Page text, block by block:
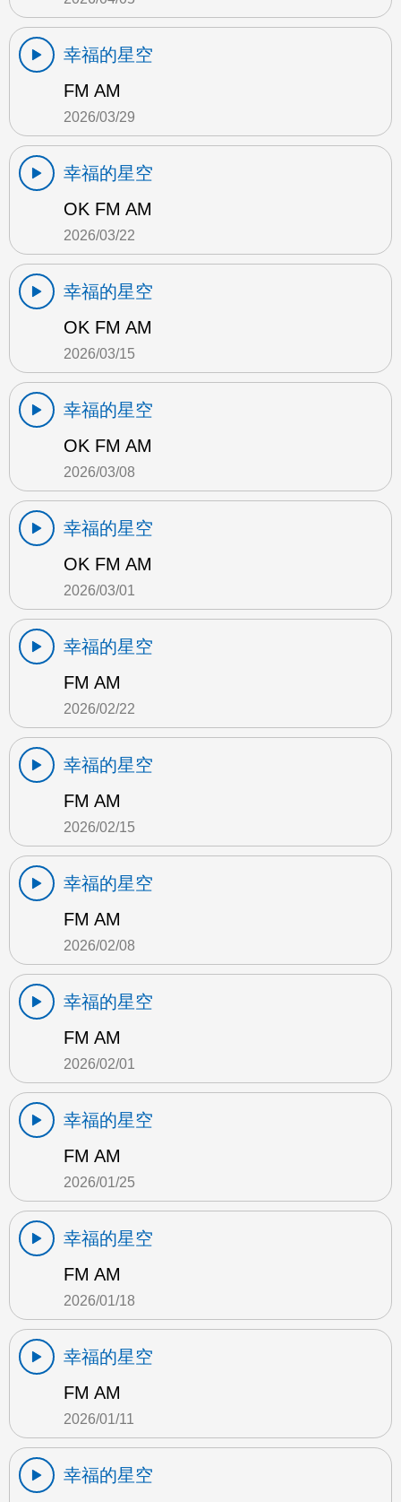
幸福的星空
FM AM
2026/03/29
幸福的星空
OK FM AM
2026/03/22
幸福的星空
OK FM AM
2026/03/15
幸福的星空
OK FM AM
2026/03/08
幸福的星空
OK FM AM
2026/03/01
幸福的星空
FM AM
2026/02/22
幸福的星空
FM AM
2026/02/15
幸福的星空
FM AM
2026/02/08
幸福的星空
FM AM
2026/02/01
幸福的星空
FM AM
2026/01/25
幸福的星空
FM AM
2026/01/18
幸福的星空
FM AM
2026/01/11
幸福的星空